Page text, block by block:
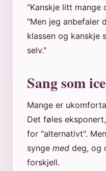
"Kanskje litt mange
"Men jeg anbefaler
klassen og kanskje
selv."
Sang som
Mange er
Det føles
for "alternativt".
synge med deg, og
forskjell.